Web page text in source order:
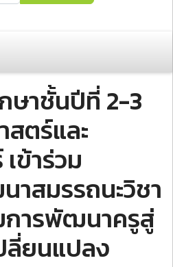
าชั้นปีที่ 2-3
ตร์และ
ข้าร่วม
าสมรรถนะวิชา
การพัฒนาครูสู่
ลี่ยนแปลง